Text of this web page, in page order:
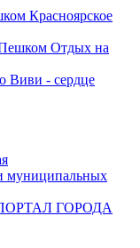
Красноярское
Отдых на
Виви - сердце
муниципальных
ГОРОДА